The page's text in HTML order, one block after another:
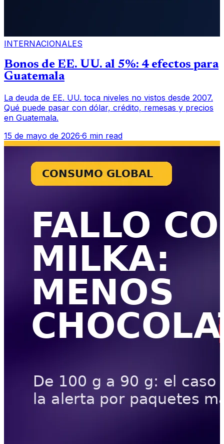
INTERNACIONALES
Bonos de EE. UU. al 5%: 4 efectos para
Guatemala
La deuda de EE. UU. toca niveles no vistos desde 2007.
Qué puede pasar con dólar, crédito, remesas y precios
en Guatemala.
15 de mayo de 2026·6 min read